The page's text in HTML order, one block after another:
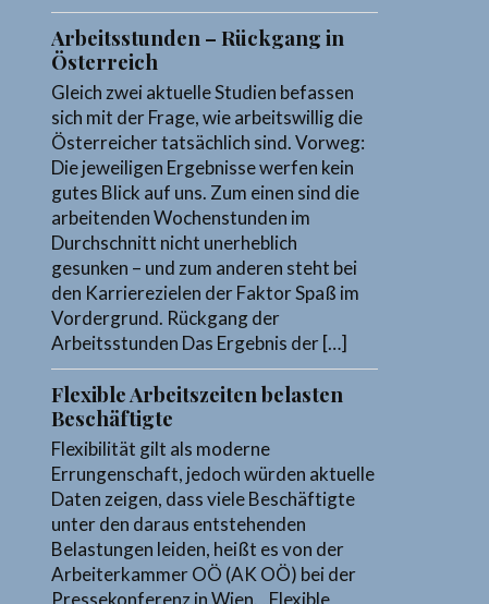
Arbeitsstunden – Rückgang in
Österreich
Gleich zwei aktuelle Studien befassen
sich mit der Frage, wie arbeitswillig die
Österreicher tatsächlich sind. Vorweg:
Die jeweiligen Ergebnisse werfen kein
gutes Blick auf uns. Zum einen sind die
arbeitenden Wochenstunden im
Durchschnitt nicht unerheblich
gesunken – und zum anderen steht bei
den Karrierezielen der Faktor Spaß im
Vordergrund. Rückgang der
Arbeitsstunden Das Ergebnis der […]
Flexible Arbeitszeiten belasten
Beschäftigte
Flexibilität gilt als moderne
Errungenschaft, jedoch würden aktuelle
Daten zeigen, dass viele Beschäftigte
unter den daraus entstehenden
Belastungen leiden, heißt es von der
Arbeiterkammer OÖ (AK OÖ) bei der